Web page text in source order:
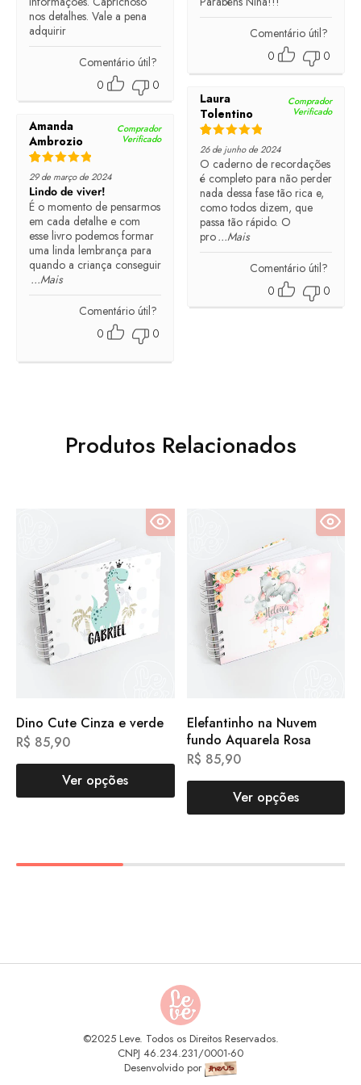
nos detalhes. Vale a pena
adquirir
Comentário útil?
0
0
Comentário útil?
0
0
Laura
Tolentino
Comprador
Verificado
Rated 5 out of 5
26 de junho de 2024
O caderno de recordações
é completo para não perder
nada dessa fase tão rica e,
como todos dizem, que
passa tão rápido. O
pro...Mais
Comentário útil?
0
0
Amanda
Ambrozio
Comprador
Verificado
Rated out of 5
29 de março de 2024
Lindo de viver!
É o momento de pensarmos
em cada detalhe e com
esse livro podemos formar
uma linda lembrança para
quando a criança conseguir
...Mais
Comentário útil?
0
0
Produtos Relacionados
Dino Cute Cinza e verde
R$ 85,90
Ver opções
Elefantinho na Nuvem
fundo Aquarela Rosa
R$ 85,90
Ver opções
©2025 Leve. Todos os Direitos Reservados.
CNPJ 46.234.231/0001-60
Desenvolvido por